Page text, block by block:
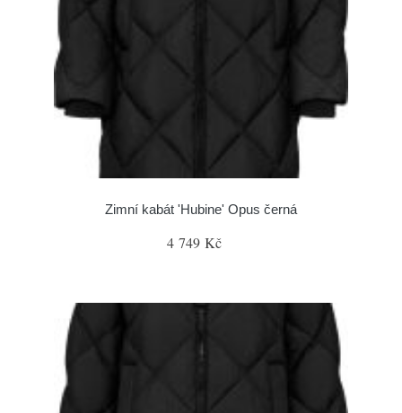
Zimní kabát 'Hubine' Opus černá
4 749 Kč